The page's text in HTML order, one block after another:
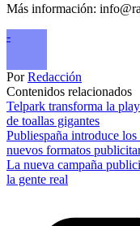
Más información:
-
PorRedacción
Contenidos relacionados
Telpark transforma la
de toallas gigantes
Publiespaña introduce
nuevos formatos
La nueva campaña
la gente real